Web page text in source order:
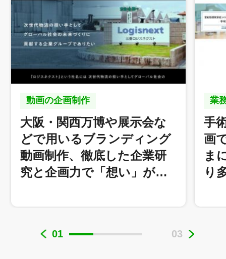
動画の企画制作
大阪・関西万博や展示会な
どで用いるブランディング
動画制作、徹底した企業研
究と企画力で「想い」が…
株式会社ロジスネクスト 様
業
手
画
ま
り
01 03